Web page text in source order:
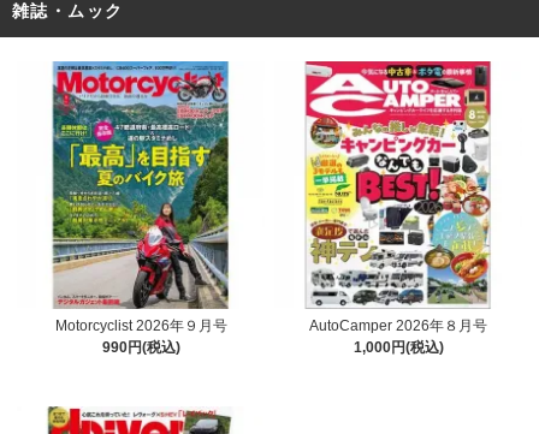
雑誌・ムック
Motorcyclist 2026年９月号
990円(税込)
AutoCamper 2026年８月号
1,000円(税込)